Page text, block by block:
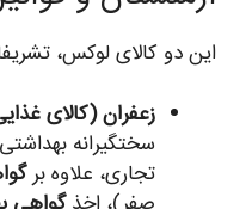
این دو کالای لوکس،
زعفران (کالای
تجاری، علاوه بر